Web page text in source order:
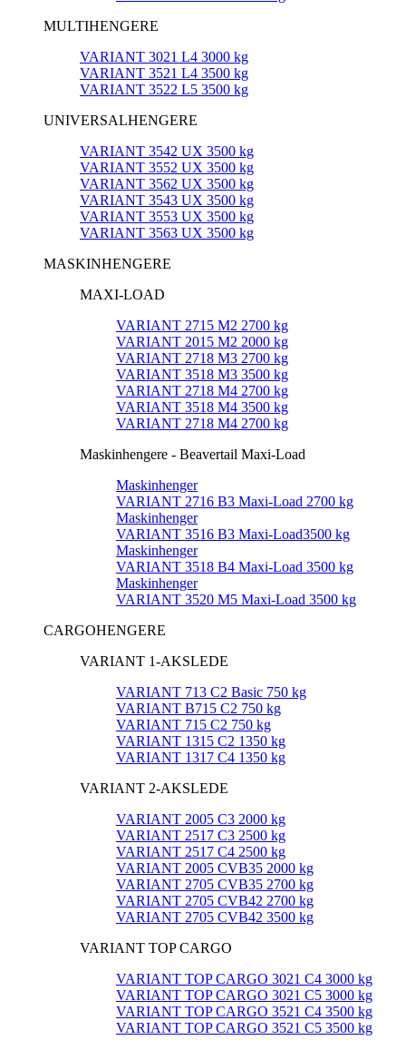
MULTIHENGERE
VARIANT 3021 L4 3000 kg
VARIANT 3521 L4 3500 kg
VARIANT 3522 L5 3500 kg
UNIVERSALHENGERE
VARIANT 3542 UX 3500 kg
VARIANT 3552 UX 3500 kg
VARIANT 3562 UX 3500 kg
VARIANT 3543 UX 3500 kg
VARIANT 3553 UX 3500 kg
VARIANT 3563 UX 3500 kg
MASKINHENGERE
MAXI-LOAD
VARIANT 2715 M2 2700 kg
VARIANT 2015 M2 2000 kg
VARIANT 2718 M3 2700 kg
VARIANT 3518 M3 3500 kg
VARIANT 2718 M4 2700 kg
VARIANT 3518 M4 3500 kg
VARIANT 2718 M4 2700 kg
Maskinhengere - Beavertail Maxi-Load
Maskinhenger
VARIANT 2716 B3 Maxi-Load 2700 kg
Maskinhenger
VARIANT 3516 B3 Maxi-Load3500 kg
Maskinhenger
VARIANT 3518 B4 Maxi-Load 3500 kg
Maskinhenger
VARIANT 3520 M5 Maxi-Load 3500 kg
CARGOHENGERE
VARIANT 1-AKSLEDE
VARIANT 713 C2 Basic 750 kg
VARIANT B715 C2 750 kg
VARIANT 715 C2 750 kg
VARIANT 1315 C2 1350 kg
VARIANT 1317 C4 1350 kg
VARIANT 2-AKSLEDE
VARIANT 2005 C3 2000 kg
VARIANT 2517 C3 2500 kg
VARIANT 2517 C4 2500 kg
VARIANT 2005 CVB35 2000 kg
VARIANT 2705 CVB35 2700 kg
VARIANT 2705 CVB42 2700 kg
VARIANT 2705 CVB42 3500 kg
VARIANT TOP CARGO
VARIANT TOP CARGO 3021 C4 3000 kg
VARIANT TOP CARGO 3021 C5 3000 kg
VARIANT TOP CARGO 3521 C4 3500 kg
VARIANT TOP CARGO 3521 C5 3500 kg